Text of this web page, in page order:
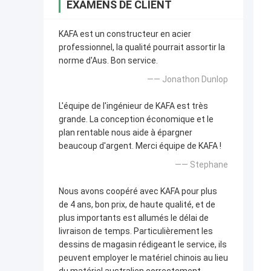
EXAMENS DE CLIENT
KAFA est un constructeur en acier
professionnel, la qualité pourrait assortir la
norme d'Aus. Bon service.
—— Jonathon Dunlop
L'équipe de l'ingénieur de KAFA est très
grande. La conception économique et le
plan rentable nous aide à épargner
beaucoup d'argent. Merci équipe de KAFA !
—— Stephane
Nous avons coopéré avec KAFA pour plus
de 4 ans, bon prix, de haute qualité, et de
plus importants est allumés le délai de
livraison de temps. Particulièrement les
dessins de magasin rédigeant le service, ils
peuvent employer le matériel chinois au lieu